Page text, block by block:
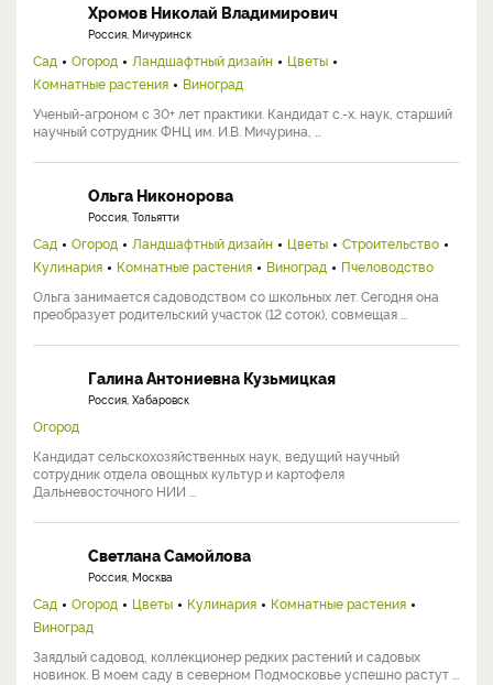
Хромов Николай Владимирович
Россия, Мичуринск
Сад Огород Ландшафтный дизайн
Цветы
Комнатные растения
Виноград
Ученый-агроном с 30+ лет практики. Кандидат с.-х. наук, старший
научный сотрудник ФНЦ им. И.В. Мичурина, ...
Ольга Никонорова
Россия, Тольятти
Сад Огород Ландшафтный дизайн Цветы
Строительство
Кулинария
Комнатные растения Виноград
Пчеловодство
Ольга занимается садоводством со школьных лет. Сегодня она
преобразует родительский участок (12 соток), совмещая ...
Галина Антониевна Кузьмицкая
Россия, Хабаровск
Огород
Кандидат сельскохозяйственных наук, ведущий научный
сотрудник отдела овощных культур и картофеля
Дальневосточного НИИ ...
Светлана Самойлова
Россия, Москва
Сад Огород Цветы Кулинария
Комнатные растения
Виноград
Заядлый садовод, коллекционер редких растений и садовых
новинок. В моем саду в северном Подмосковье успешно растут ...